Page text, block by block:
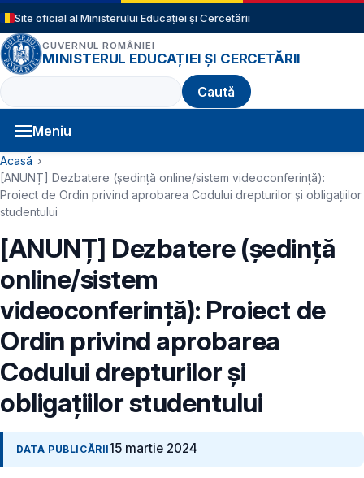
Sari la conținutul principal
Site oficial al Ministerului Educației și Cercetării
GUVERNUL ROMÂNIEI
MINISTERUL EDUCAȚIEI ȘI CERCETĂRII
Caută
Meniu
Navigație principală
Cale de navigare
Acasă
[ANUNȚ] Dezbatere (ședință online/sistem videoconferință):
Proiect de Ordin privind aprobarea Codului drepturilor şi obligaţiilor
studentului
[ANUNȚ] Dezbatere (ședință
online/sistem
videoconferință): Proiect de
Ordin privind aprobarea
Codului drepturilor şi
obligaţiilor studentului
DATA PUBLICĂRII15 martie 2024